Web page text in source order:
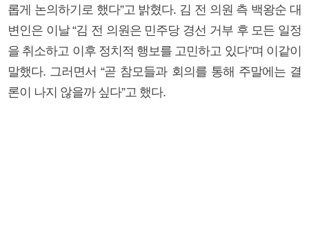
롭게 논의하기로 했다”고 밝혔다. 김 전 의원 측 백왕순 대
변인은 이날 “김 전 의원은 민주당 경선 거부 후 모든 일정
을 취소하고 이후 정치적 행보를 고민하고 있다”며 이같이
말했다. 그러면서 “곧 참모들과 회의를 통해 주말에는 결
론이 나지 않을까 싶다”고 했다.